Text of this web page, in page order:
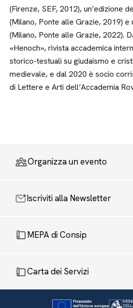
(Firenze, SEF, 2012), un’edizione
(Milano, Ponte alle Grazie, 2019) e
(Milano, Ponte alle Grazie, 2022).
«Henoch», rivista accademica
storico-testuali su giudaismo e
medievale, e dal 2020 è socio
di Lettere e Arti dell’Accademia
Organizza un evento
Iscriviti alla Newsletter
MEPA di Consip
Carta dei Servizi